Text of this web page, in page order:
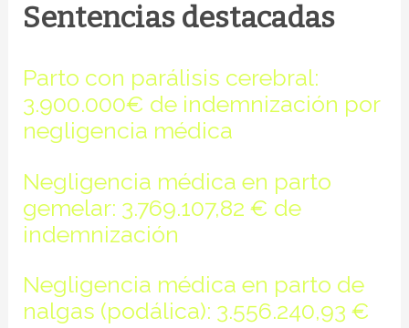
Sentencias destacadas
Parto con parálisis cerebral:
3.900.000€ de indemnización por
negligencia médica
Negligencia médica en parto
gemelar: 3.769.107,82 € de
indemnización
Negligencia médica en parto de
nalgas (podálica): 3.556.240,93 €